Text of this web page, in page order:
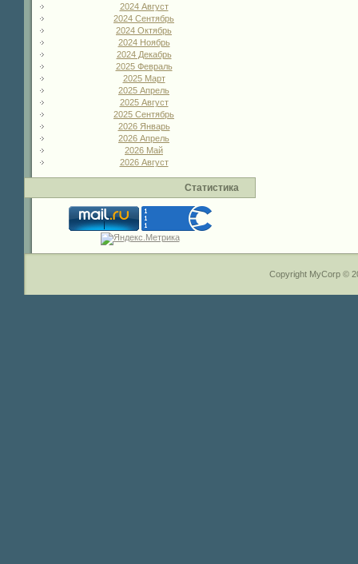
2024 Август
2024 Сентябрь
2024 Октябрь
2024 Ноябрь
2024 Декабрь
2025 Февраль
2025 Март
2025 Апрель
2025 Август
2025 Сентябрь
2026 Январь
2026 Апрель
2026 Май
2026 Август
Статистика
Copyright MyCorp ©